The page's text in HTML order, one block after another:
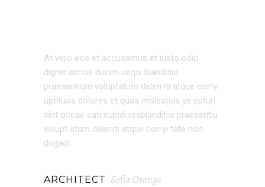
At vero eos et accusamus et iusto odio
dignis simos ducim usqui blanditiis
praesentium voluptatum delen iti atque corryi
uptituos dolores et quas molestias ye epturi
sint occae cati cupidi resblanditiis praesentiu
volupt atum deleniti atque corryi tate non
dugaol.
ARCHITECT Sofia Orange